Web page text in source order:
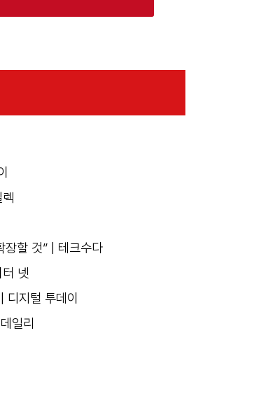
장할 것” | 테크수다
넷
지털 투데이
일리